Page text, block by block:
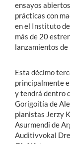
ensayos
prácticas con
en el Instituto
más de 20
lanzamientos
Esta décimo
principalmente
y tendrá dentro
Gorigoitía de
pianistas Jerzy
Asurmendi de
Auditivvokal